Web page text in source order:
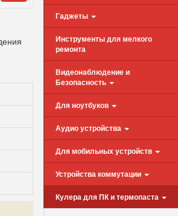
Гаджеты
Инструменты для мелкого
ремонта
Видеонаблюдение и
Безопасность
Для ноутбуков
Аудио устройства
Для мобильных устройств
Устройства коммутации
Кулера для ПК и термопаста